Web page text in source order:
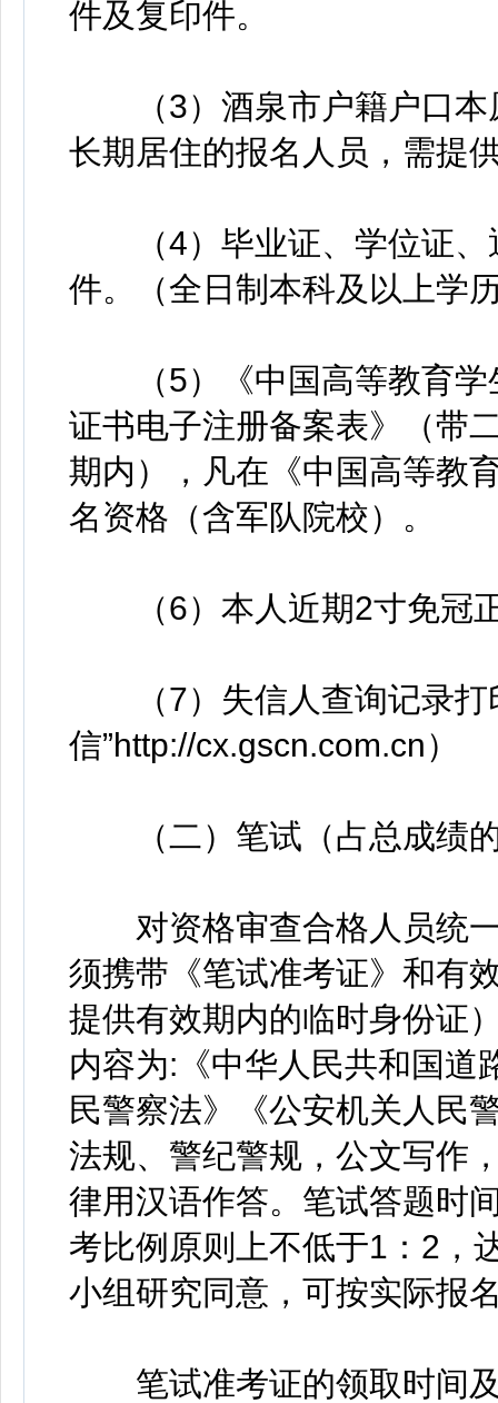
件及复印件。
（3）酒泉市户籍户口本
长期居住的报名人员，需提
（4）毕业证、学位证、
件。（全日制本科及以上学
（5）《中国高等教育学
证书电子注册备案表》（带
期内），凡在《中国高等教
名资格（含军队院校）。
（6）本人近期2寸免冠
（7）失信人查询记录打
信”http://cx.gscn.com.cn）
（二）笔试（占总成绩
对资格审查合格人员统一
须携带《笔试准考证》和有
提供有效期内的临时身份证
内容为:《中华人民共和国道
民警察法》《公安机关人民
法规、警纪警规，公文写作
律用汉语作答。笔试答题时
考比例原则上不低于1：2，
小组研究同意，可按实际报
笔试准考证的领取时间及